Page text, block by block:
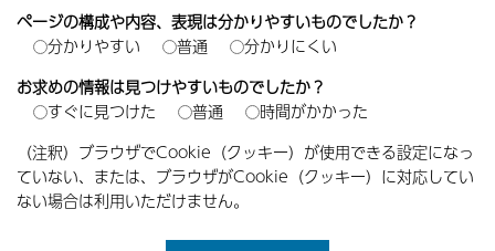
ページの構成や内容、表現は分かりやすいものでしたか？
分かりやすい
普通
分かりにくい
お求めの情報は見つけやすいものでしたか？
すぐに見つけた
普通
時間がかかった
（注釈）ブラウザでCookie（クッキー）が使用できる設定になっ
ていない、または、ブラウザがCookie（クッキー）に対応してい
ない場合は利用いただけません。